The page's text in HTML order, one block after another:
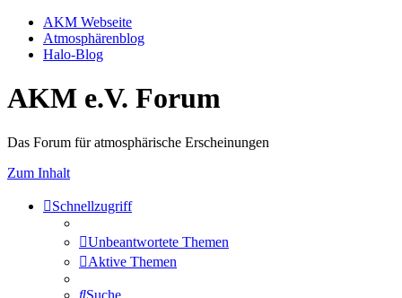
AKM Webseite
Atmosphärenblog
Halo-Blog
AKM e.V. Forum
Das Forum für atmosphärische Erscheinungen
Zum Inhalt
Schnellzugriff
Unbeantwortete Themen
Aktive Themen
Suche